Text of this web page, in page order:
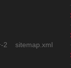
2 sitemap.xml